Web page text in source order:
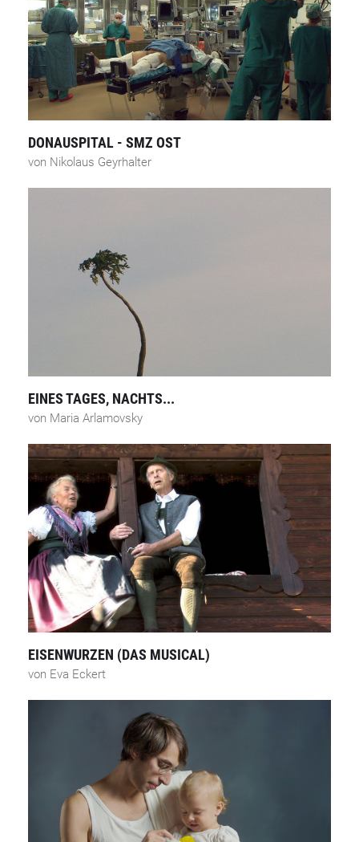
DONAUSPITAL - SMZ OST
von Nikolaus Geyrhalter
EINES TAGES, NACHTS...
von Maria Arlamovsky
EISENWURZEN (DAS MUSICAL)
von Eva Eckert